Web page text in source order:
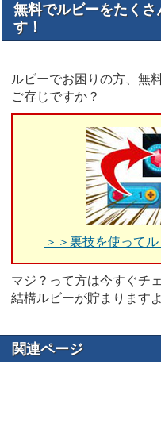
無料でルビーをたく
す！
ルビーでお困りの方、無
ご存じですか？
＞＞裏技を使って
マジ？って方は今すぐチ
結構ルビーが貯まりますよ
関連ページ